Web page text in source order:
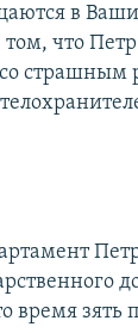
в
что
страшным
время зять